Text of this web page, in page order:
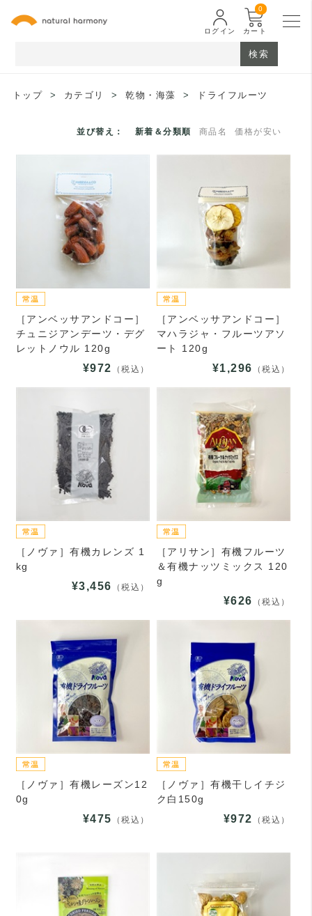
カート
0
ログイン
検索
トップ > カテゴリ > 乾物・海藻 > ドライフルーツ
並び替え： 新着＆分類順 商品名 価格が安い
［アンベッサアンドコー］
チュニジアンデーツ・デグ
レットノウル 120g
¥972 （税込）
［アンベッサアンドコー］
マハラジャ・フルーツアソ
ート 120g
¥1,296 （税込）
［ノヴァ］有機カレンズ 1
kg
¥3,456 （税込）
［アリサン］有機フルーツ
＆有機ナッツミックス 120
g
¥626 （税込）
［ノヴァ］有機レーズン12
0g
¥475 （税込）
［ノヴァ］有機干しイチジ
ク白150g
¥972 （税込）